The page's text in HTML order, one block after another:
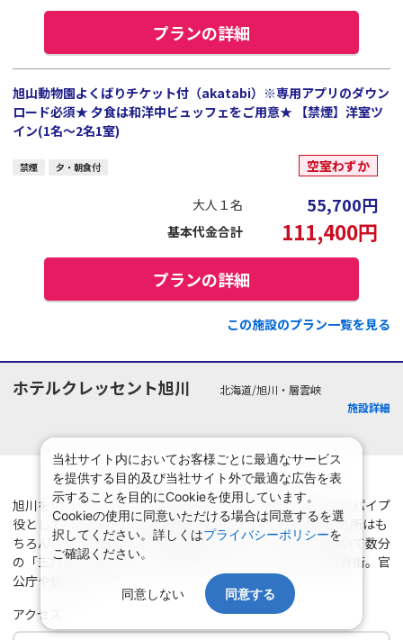
プランの詳細
旭山動物園よくばりチケット付（akatabi）※専用アプリのダウン
ロード必須★ 夕食は和洋中ビュッフェをご用意★ 【禁煙】洋室ツ
イン(1名～2名1室)
禁煙 夕・朝食付 空室わずか
大人１名 55,700円
基本代金合計 111,400円
プランの詳細
この施設のプラン一覧を見る
ホテルクレッセント旭川
北海道/旭川・層雲峡
施設詳細
旭川を中心に全道に広がる交通網。更に旭川空港が道外とのパイプ
役として、毎日多くのお客様を迎えています。多くの観光名所はも
ちろん、ゴルフ場やスキー場も数多く点在。ホテルから歩いて数分
の「三六街」は居酒屋、寿司店など約１８００軒が並ぶ飲食街。官
公庁や駅前の中
アクセス
当社サイト内においてお客様ごとに最適なサービス
を提供する目的及び当社サイト外で最適な広告を表
示することを目的にCookieを使用しています。
Cookieの使用に同意いただける場合は同意するを選
択してください。詳しくはプライバシーポリシーを
ご確認ください。
同意しない 同意する